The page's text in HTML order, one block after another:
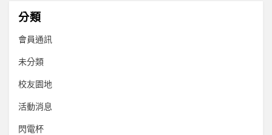
分類
會員通訊
未分類
校友園地
活動消息
閃電杯